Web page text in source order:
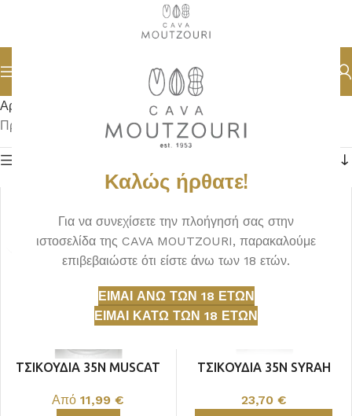
Καλώς ήρθατε!
Για να συνεχίσετε την πλοήγησή σας στην
ιστοσελίδα της CAVA MOUTZOURI, παρακαλούμε
επιβεβαιώστε ότι είστε άνω των 18 ετών.
ΕΊΜΑΙ ΆΝΩ ΤΩΝ 18 ΕΤΏΝ
ΕΊΜΑΙ ΚΆΤΩ ΤΩΝ 18 ΕΤΏΝ
Αρχική σελίδα ΑΠΟΣΤΑΓΜΑΤΑ
ΤΣΙΚΟΥΔΙΑ
Προβάλλονται όλα - 6 αποτελέσματα
ΤΣΙΚΟΥΔΙΑ 35N MUSCAT
Από11,99€
ΤΣΙΚΟΥΔΙΑ 35N SYRAH
23,70 €